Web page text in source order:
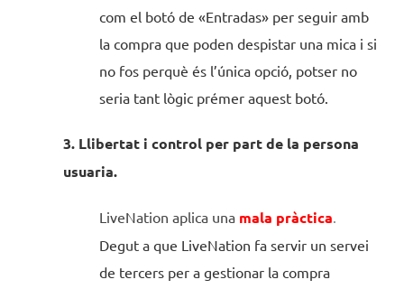
com el botó de «Entradas» per seguir amb
la compra que poden despistar una mica i si
no fos perquè és l’única opció, potser no
seria tant lògic prémer aquest botó.
3. Llibertat i control per part de la persona
usuaria.
LiveNation aplica una mala pràctica.
Degut a que LiveNation fa servir un servei
de tercers per a gestionar la compra